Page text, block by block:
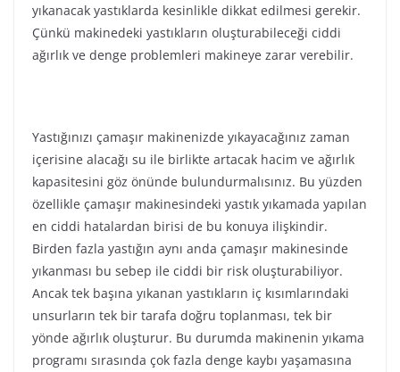
yıkanacak yastıklarda kesinlikle dikkat edilmesi gerekir.
Çünkü makinedeki yastıkların oluşturabileceği ciddi
ağırlık ve denge problemleri makineye zarar verebilir.
Yastığınızı çamaşır makinenizde yıkayacağınız zaman
içerisine alacağı su ile birlikte artacak hacim ve ağırlık
kapasitesini göz önünde bulundurmalısınız. Bu yüzden
özellikle çamaşır makinesindeki yastık yıkamada yapılan
en ciddi hatalardan birisi de bu konuya ilişkindir.
Birden fazla yastığın aynı anda çamaşır makinesinde
yıkanması bu sebep ile ciddi bir risk oluşturabiliyor.
Ancak tek başına yıkanan yastıkların iç kısımlarındaki
unsurların tek bir tarafa doğru toplanması, tek bir
yönde ağırlık oluşturur. Bu durumda makinenin yıkama
programı sırasında çok fazla denge kaybı yaşamasına